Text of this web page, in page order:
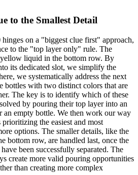
to the Smallest Detail
on a "biggest clue first" approach,
to the "top layer only" rule. The
liquid in the bottom row. By
its dedicated slot, we simplify the
we systematically address the next
bottles with two distinct colors that are
The key is to identify which of these
by pouring their top layer into an
an empty bottle. We then work our way
the easiest and most
options. The smaller details, like the
bottom row, are handled last, once the
been successfully separated. The
create more valid pouring opportunities
than creating more complex